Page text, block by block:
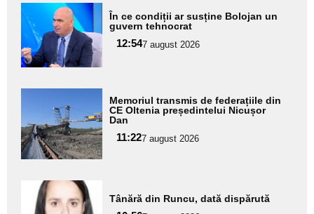
Adaugă
aici textul
pentru
subtitlu
În ce condiții ar susține Bolojan un
guvern tehnocrat
12:547 august 2026
aici textul
pentru
subtitlu
Memoriul transmis de federațiile din
CE Oltenia președintelui Nicușor
Dan
11:227 august 2026
Adaugă
aici textul
Tânără din Runcu, dată dispărută